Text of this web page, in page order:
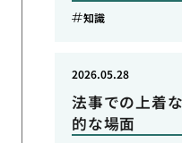
知識
法事での上着
的な場面
2026.05.28